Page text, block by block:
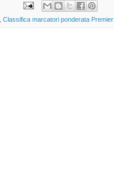
Classifica marcatori ponderata